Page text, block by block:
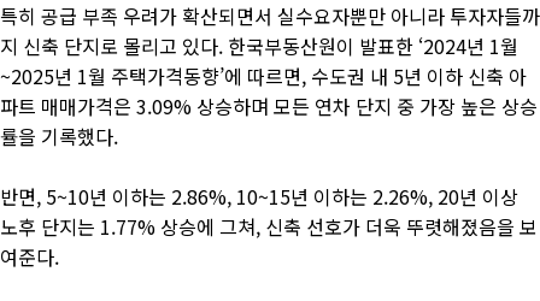
특히 공급 부족 우려가 확산되면서 실수요자뿐만 아니라 투자자들까
지 신축 단지로 몰리고 있다. 한국부동산원이 발표한 ‘2024년 1월
~2025년 1월 주택가격동향’에 따르면, 수도권 내 5년 이하 신축 아
파트 매매가격은 3.09% 상승하며 모든 연차 단지 중 가장 높은 상승
률을 기록했다.
반면, 5~10년 이하는 2.86%, 10~15년 이하는 2.26%, 20년 이상
노후 단지는 1.77% 상승에 그쳐, 신축 선호가 더욱 뚜렷해졌음을 보
여준다.